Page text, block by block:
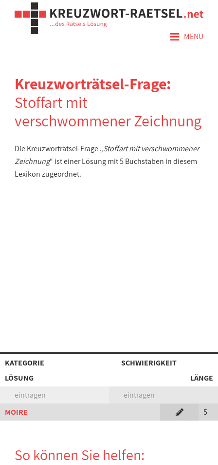
≡ MENÜ
Kreuzworträtsel-Frage:
Stoffart mit
verschwommener Zeichnung
Die Kreuzworträtsel-Frage „Stoffart mit verschwommener
Zeichnung“ ist einer Lösung mit 5 Buchstaben in diesem
Lexikon zugeordnet.
KATEGORIE
SCHWIERIGKEIT
LÖSUNG
LÄNGE
eintragen
eintragen
MOIRE
5
So können Sie helfen: